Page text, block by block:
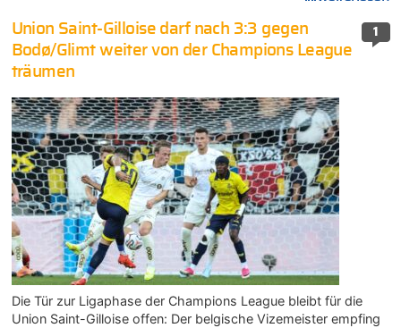
1
Union Saint-Gilloise darf nach 3:3 gegen
Bodø/Glimt weiter von der Champions League
träumen
Die Tür zur Ligaphase der Champions League bleibt für die
Union Saint-Gilloise offen: Der belgische Vizemeister empfing